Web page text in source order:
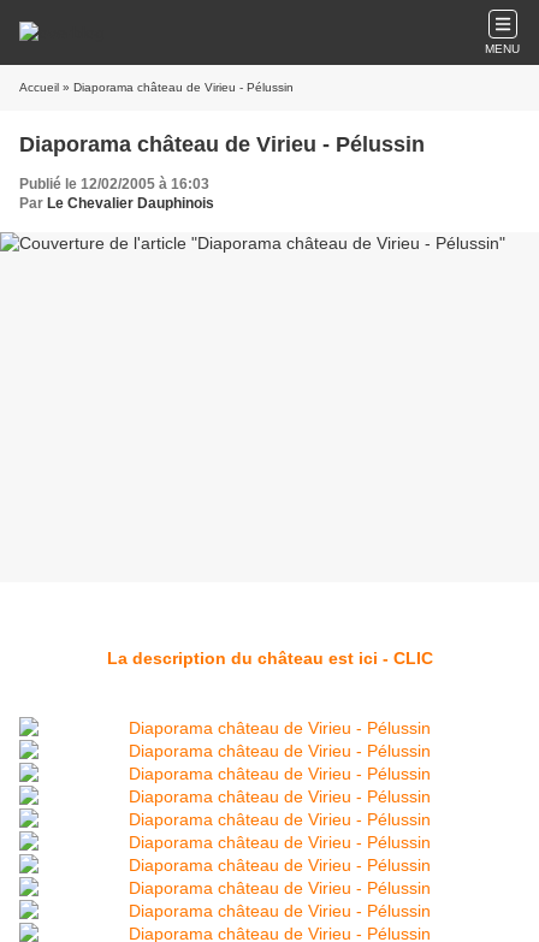
MENU
Accueil » Diaporama château de Virieu - Pélussin
Diaporama château de Virieu - Pélussin
Publié le 12/02/2005 à 16:03
Par Le Chevalier Dauphinois
La description du château est ici - CLIC